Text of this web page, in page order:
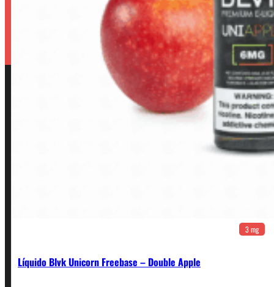
3 mg
Líquido Blvk Unicorn Freebase – Double Apple